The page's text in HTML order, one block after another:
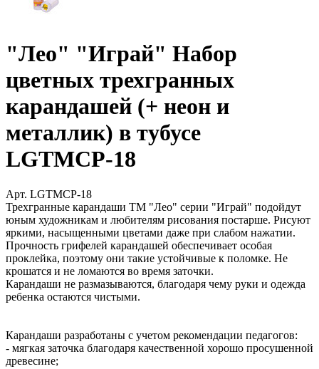
"Лео" "Играй" Набор
цветных трехгранных
карандашей (+ неон и
металлик) в тубусе
LGTMCP-18
Арт. LGTMCP-18
Трехгранные карандаши ТМ "Лео" серии "Играй" подойдут
юным художникам и любителям рисования постарше. Рисуют
яркими, насыщенными цветами даже при слабом нажатии.
Прочность грифелей карандашей обеспечивает особая
проклейка, поэтому они такие устойчивые к поломке. Не
крошатся и не ломаются во время заточки.
Карандаши не размазываются, благодаря чему руки и одежда
ребенка остаются чистыми.
Карандаши разработаны с учетом рекомендации педагогов:
- мягкая заточка благодаря качественной хорошо просушенной
древесине;